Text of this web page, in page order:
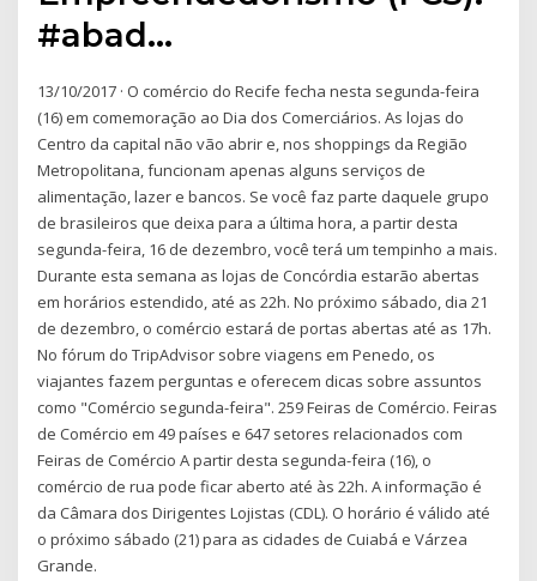
#abad…
13/10/2017 · O comércio do Recife fecha nesta segunda-feira
(16) em comemoração ao Dia dos Comerciários. As lojas do
Centro da capital não vão abrir e, nos shoppings da Região
Metropolitana, funcionam apenas alguns serviços de
alimentação, lazer e bancos. Se você faz parte daquele grupo
de brasileiros que deixa para a última hora, a partir desta
segunda-feira, 16 de dezembro, você terá um tempinho a mais.
Durante esta semana as lojas de Concórdia estarão abertas
em horários estendido, até as 22h. No próximo sábado, dia 21
de dezembro, o comércio estará de portas abertas até as 17h.
No fórum do TripAdvisor sobre viagens em Penedo, os
viajantes fazem perguntas e oferecem dicas sobre assuntos
como "Comércio segunda-feira". 259 Feiras de Comércio. Feiras
de Comércio em 49 países e 647 setores relacionados com
Feiras de Comércio A partir desta segunda-feira (16), o
comércio de rua pode ficar aberto até às 22h. A informação é
da Câmara dos Dirigentes Lojistas (CDL). O horário é válido até
o próximo sábado (21) para as cidades de Cuiabá e Várzea
Grande.